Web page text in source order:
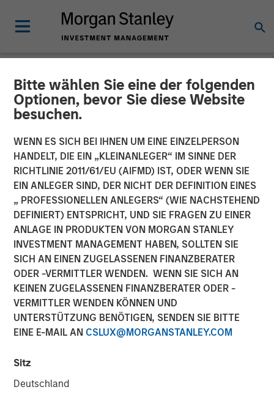
Bitte wählen Sie eine der folgenden
Optionen, bevor Sie diese Website
besuchen.
WENN ES SICH BEI IHNEN UM EINE EINZELPERSON
HANDELT, DIE EIN „KLEINANLEGER“ IM SINNE DER
RICHTLINIE 2011/61/EU (AIFMD) IST, ODER WENN SIE
EIN ANLEGER SIND, DER NICHT DER DEFINITION EINES
„ PROFESSIONELLEN ANLEGERS“ (WIE NACHSTEHEND
DEFINIERT) ENTSPRICHT, UND SIE FRAGEN ZU EINER
ANLAGE IN PRODUKTEN VON MORGAN STANLEY
INVESTMENT MANAGEMENT HABEN, SOLLTEN SIE
SICH AN EINEN ZUGELASSENEN FINANZBERATER
ODER -VERMITTLER WENDEN. WENN SIE SICH AN
KEINEN ZUGELASSENEN FINANZBERATER ODER -
VERMITTLER WENDEN KÖNNEN UND
UNTERSTÜTZUNG BENÖTIGEN, SENDEN SIE BITTE
EINE E-MAIL AN CSLUX@MORGANSTANLEY.COM
Sitz
Deutschland
NEWSROOM
Morgan Stanley Closes
Acquisition of Eaton Vance
01 MÄRZ 2021
New York, Boston —
Morgan Stanley (NYSE: MS) announced today that it has
completed the previously announced acquisition of Eaton
Vance Corp. in a stock and cash transaction. Eaton Vance
common stockholders were offered 0.5833 Morgan
each Eaton Vance common share, and had the
opportunity to elect to receive the merger consideration